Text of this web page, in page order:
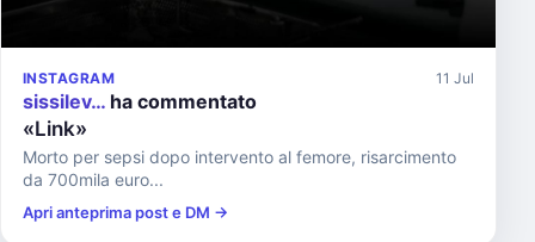
INSTAGRAM 11 Jul
sissilev… ha commentato
«Link»
Morto per sepsi dopo intervento al femore, risarcimento
da 700mila euro...
Apri anteprima post e DM →